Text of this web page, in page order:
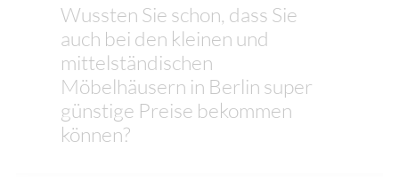
Wussten Sie schon, dass Sie
auch bei den kleinen und
mittelständischen
Möbelhäusern in Berlin super
günstige Preise bekommen
können?